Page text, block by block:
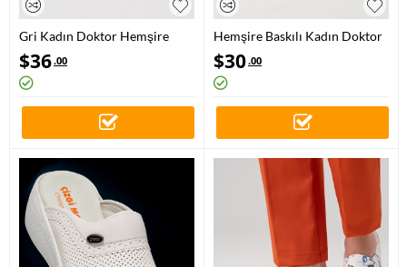
Gri Kadın Doktor Hemşire
Medikal Gold Fit Hakiki Deri
Sabo Terlik
$36.00
Hemşire Baskılı Kadın Doktor
Hemşire Medikal VivaColor
Meslek Sabo Terlik
$30.00